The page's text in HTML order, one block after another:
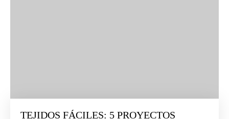
TEJIDOS FÁCILES: 5 PROYECTOS